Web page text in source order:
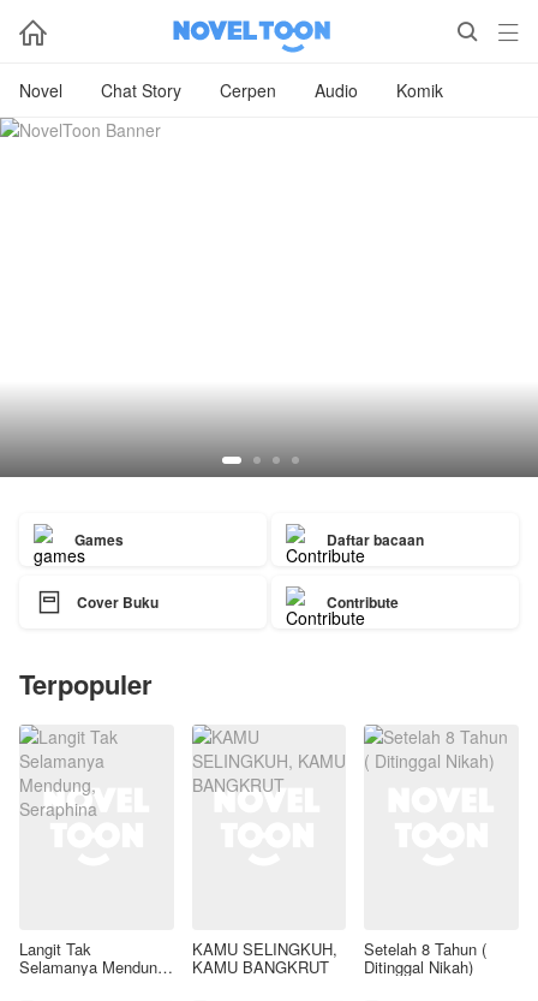
  
Novel Chat Story Cerpen Audio Komik
Games Daftar bacaan
 Cover Buku Contribute
Terpopuler
Langit Tak
Selamanya Mendung,
KAMU SELINGKUH,
KAMU BANGKRUT
Setelah 8 Tahun (
Ditinggal Nikah)